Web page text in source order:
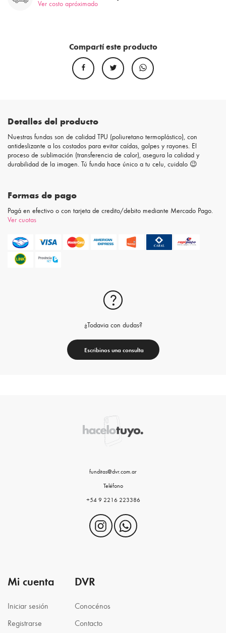
Ver costo apróximado
Compartí este producto
Detalles del producto
Nuestras fundas son de calidad TPU (poliuretano termoplástico), con
antideslizante a los costados para evitar caídas, golpes y rayones. El
proceso de sublimación (transferencia de calor), asegura la calidad y
durabilidad de la imagen. Tú funda hace único a tu celu, cuidalo 😉
Formas de pago
Pagá en efectivo o con tarjeta de credito/debito mediante Mercado Pago.
Ver cuotas
¿Todavia con dudas?
Escribinos una consulta
funditas@dvr.com.ar
Teléfono
+54 9 2216 223386
Mi cuenta
Iniciar sesión
Registrarse
DVR
Conocénos
Contacto